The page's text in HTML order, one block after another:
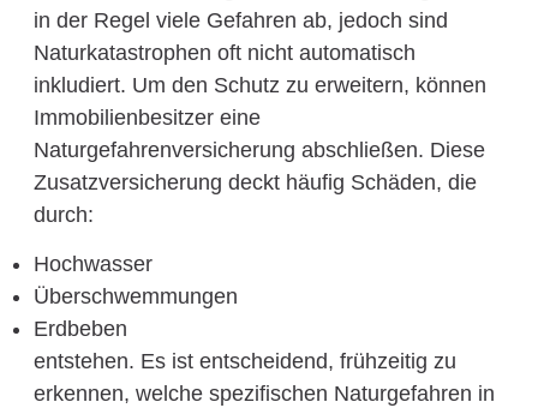
in der Regel viele Gefahren ab, jedoch sind
Naturkatastrophen oft nicht automatisch
inkludiert. Um den Schutz zu erweitern, können
Immobilienbesitzer eine
Naturgefahrenversicherung abschließen. Diese
Zusatzversicherung deckt häufig Schäden, die
durch:
Hochwasser
Überschwemmungen
Erdbeben
entstehen. Es ist entscheidend, frühzeitig zu
erkennen, welche spezifischen Naturgefahren in